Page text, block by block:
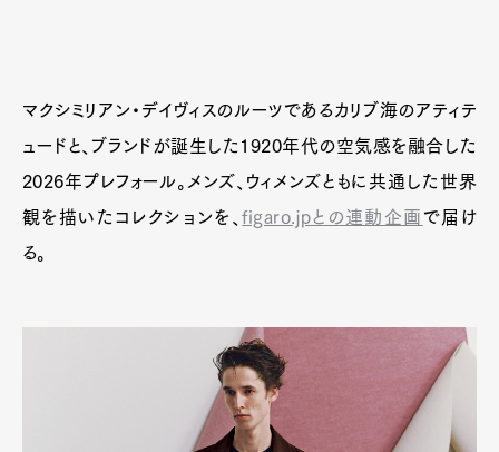
マクシミリアン・デイヴィスのルーツであるカリブ海のアティテ
ュードと、ブランドが誕生した1920年代の空気感を融合した
2026年プレフォール。メンズ、ウィメンズともに共通した世界
観を描いたコレクションを、figaro.jpとの連動企画 で届け
る。